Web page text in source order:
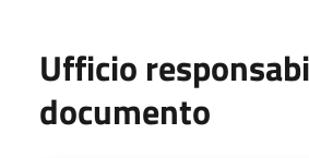
Ufficio
documento